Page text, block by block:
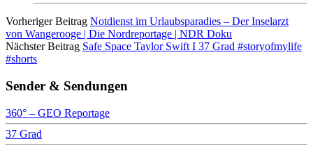
Vorheriger Beitrag Notdienst im Urlaubsparadies – Der Inselarzt
von Wangerooge | Die Nordreportage | NDR Doku
Nächster Beitrag Safe Space Taylor Swift I 37 Grad #storyofmylife
#shorts
Sender & Sendungen
360° – GEO Reportage
37 Grad